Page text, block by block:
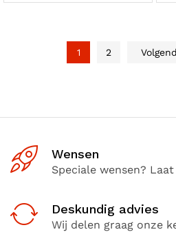
1 2
Wensen
Speciale wensen?
Deskundig advies
Wij delen graag onze